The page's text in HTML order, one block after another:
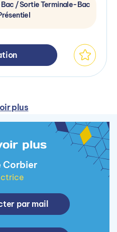
/ Sortie Terminale-Bac
plus
plus
Corbier
par mail